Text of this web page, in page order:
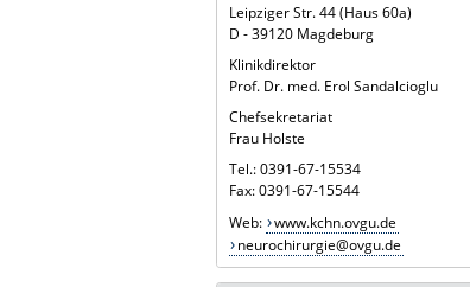
Leipziger Str. 44 (Haus 60a)
D - 39120 Magdeburg
Klinikdirektor
Prof. Dr. med. Erol Sandalcioglu
Chefsekretariat
Frau Holste
Tel.: 0391-67-15534
Fax: 0391-67-15544
Web: www.kchn.ovgu.de
neurochirurgie@ovgu.de